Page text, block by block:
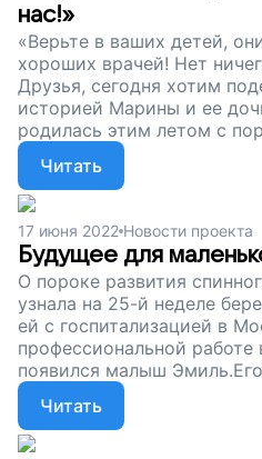
нас!»
«Верьте в ваших детей,
хороших врачей! Нет
Друзья, сегодня хотим
историей Марины и ее
родилась этим летом с
позвоночника и
К счастью, все
уже дома. Первые дни и месяцы жизни ребенка с
диагнозом spina bifida —
непростые. Благодаря
семьи консультируются у
получают своевременную
специалистов фонда.
неравнодушие!
Читать
17 июня 2022 Новости проекта
Будущее для
О пороке развития
узнала на 25-й неделе
ей с госпитализацией в
профессиональной
появился малыш
прооперировали, а перед
семью
детей со спина бифида.
Читать